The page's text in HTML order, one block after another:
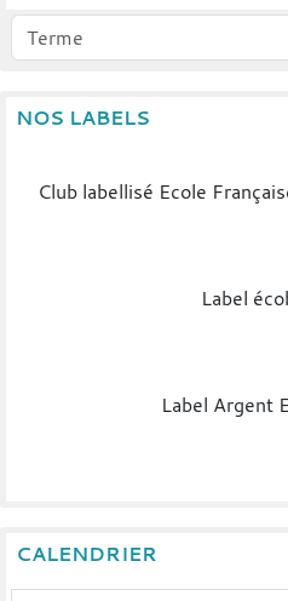
NOS LABELS
Club labellisé Ecole
Label
Label Argent
CALENDRIER